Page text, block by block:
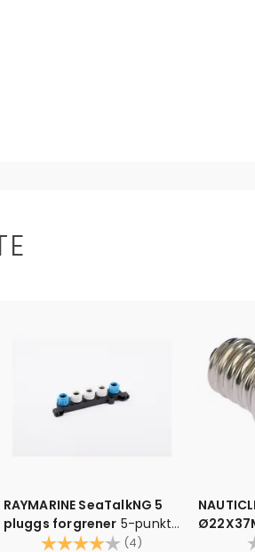
RAYMARINE SeaTalkNG 5
pluggs forgrener 5-punkt
skinneKarakter: (4)